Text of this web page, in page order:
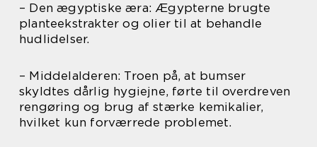
– Den ægyptiske æra: Ægypterne brugte
planteekstrakter og olier til at behandle
hudlidelser.
– Middelalderen: Troen på, at bumser
skyldtes dårlig hygiejne, førte til overdreven
rengøring og brug af stærke kemikalier,
hvilket kun forværrede problemet.